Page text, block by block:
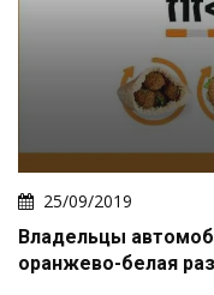
25/09/2019
Владельцы
оранжево-белая